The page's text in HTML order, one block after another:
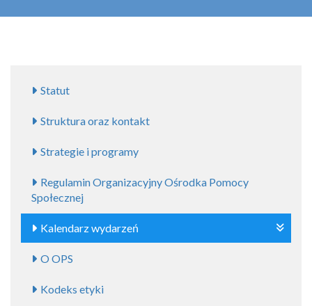
Statut
Struktura oraz kontakt
Strategie i programy
Regulamin Organizacyjny Ośrodka Pomocy
Społecznej
Kalendarz wydarzeń
O OPS
Kodeks etyki